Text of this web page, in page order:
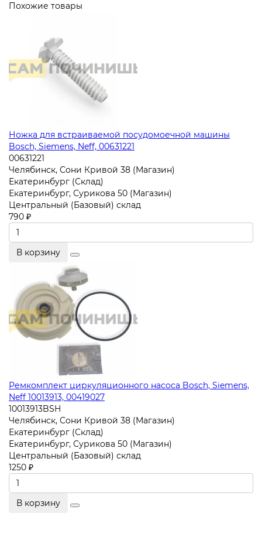
Похожие товары
Ножка для встраиваемой посудомоечной машины
Bosch, Siemens, Neff, 00631221
00631221
Челябинск, Сони Кривой 38 (Магазин)
Екатеринбург (Склад)
Екатеринбург, Сурикова 50 (Магазин)
Центральный (Базовый) склад
790 ₽
В корзину
Ремкомплект циркуляционного насоса Bosch, Siemens,
Neff 10013913, 00419027
10013913BSH
Челябинск, Сони Кривой 38 (Магазин)
Екатеринбург (Склад)
Екатеринбург, Сурикова 50 (Магазин)
Центральный (Базовый) склад
1250 ₽
В корзину